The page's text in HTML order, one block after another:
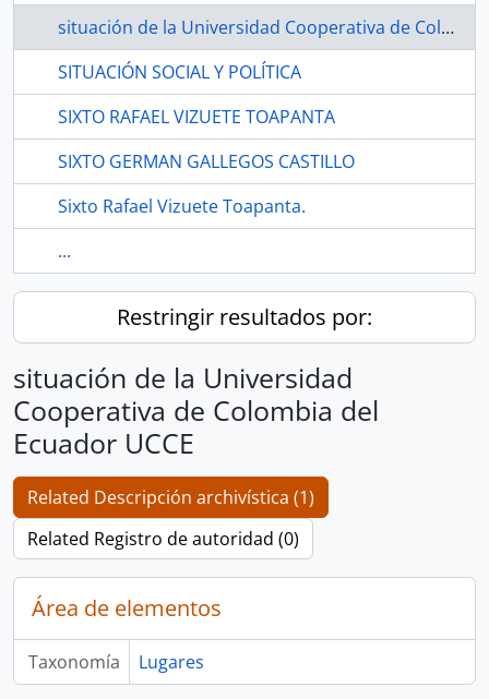
situación de la Universidad Cooperativa de Colombia del Ecuador UCCE
SITUACIÓN SOCIAL Y POLÍTICA
SIXTO RAFAEL VIZUETE TOAPANTA
SIXTO GERMAN GALLEGOS CASTILLO
Sixto Rafael Vizuete Toapanta.
...
Restringir resultados por:
situación de la Universidad
Cooperativa de Colombia del
Ecuador UCCE
Related Descripción archivística (1)
Related Registro de autoridad (0)
Área de elementos
Taxonomía Lugares